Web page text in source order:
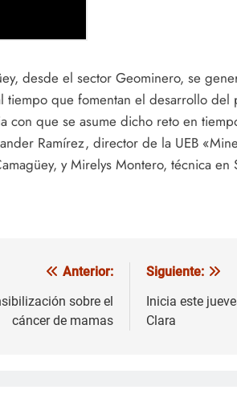
desde el sector Geominero, se
tiempo que fomentan el desarrollo del
con que se asume dicho reto en
Ramírez, director de la UEB
y Mirelys Montero, técnica
Anterior:
sobre el
cáncer de mamas
Siguiente:
Inicia este
Clara